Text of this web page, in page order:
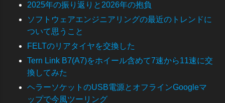
2025年の振り返りと2026年の抱負
ソフトウェアエンジニアリングの最近のトレンドに
ついて思うこと
FELTのリアタイヤを交換した
Tern Link B7(A7)をホイール含めて7速から11速に交
換してみた
ヘラーソケットのUSB電源とオフラインGoogleマ
ップで今風ツーリング